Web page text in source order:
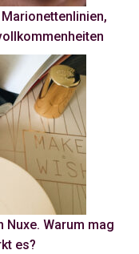
Nuxe. Warum mag
es?